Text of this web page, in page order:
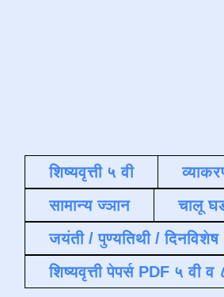
शिष्यवृत्ती ५ वी
सामान्य ज्ञान
चालू
जयंती / पुण्यतिथी / दिनविशेष
शिष्यवृत्ती पेपर्स PDF ५ वी व